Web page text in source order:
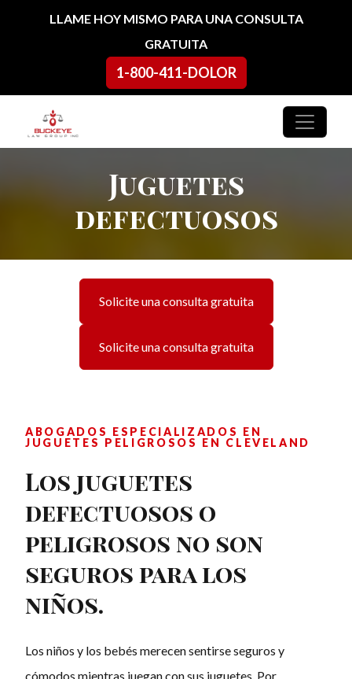
Ir al contenidoLLAME HOY MISMO PARA UNA CONSULTA
GRATUITA
1-800-411-DOLOR
Navegación principal
Juguetes
defectuosos
Solicite una consulta gratuita
Solicite una consulta gratuita
ABOGADOS ESPECIALIZADOS EN
JUGUETES PELIGROSOS EN CLEVELAND
Los juguetes
defectuosos o
peligrosos no son
seguros para los
niños.
Los niños y los bebés merecen sentirse seguros y
cómodos mientras juegan con sus juguetes. Por